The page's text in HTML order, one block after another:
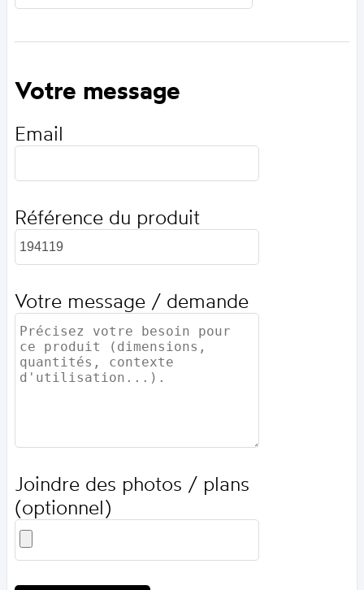
Votre message
Email
Référence du produit
Votre message / demande
Joindre des photos / plans
(optionnel)